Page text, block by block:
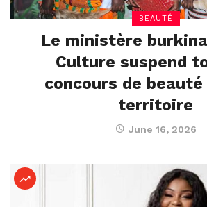
BEAUTÉ
Le ministère
Culture suspend
concours de
territoire
June 16, 2026